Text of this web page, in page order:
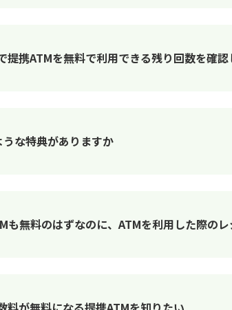
提携ATMを無料で利用できる残り回数を確
な特典がありますか
も無料のはずなのに、ATMを利用した際の